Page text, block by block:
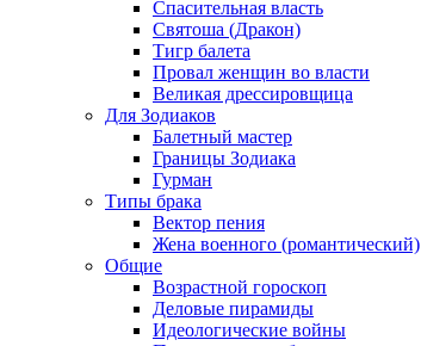
Спасительная власть
Святоша (Дракон)
Тигр балета
Провал женщин во власти
Великая дрессировщица
Для Зодиаков
Балетный мастер
Границы Зодиака
Гурман
Типы брака
Вектор пения
Жена военного (романтический)
Общие
Возрастной гороскоп
Деловые пирамиды
Идеологические войны